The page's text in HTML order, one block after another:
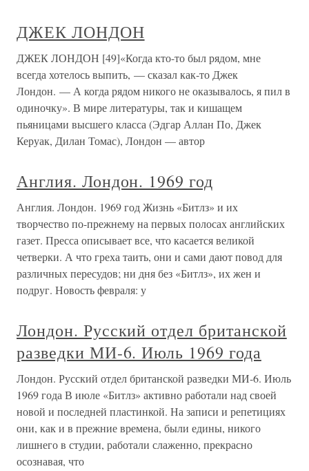
ДЖЕК ЛОНДОН
ДЖЕК ЛОНДОН [49]«Когда кто-то был рядом, мне
всегда хотелось выпить, — сказал как-то Джек
Лондон. — А когда рядом никого не оказывалось, я пил в
одиночку». В мире литературы, так и кишащем
пьяницами высшего класса (Эдгар Аллан По, Джек
Керуак, Дилан Томас), Лондон — автор
Англия. Лондон. 1969 год
Англия. Лондон. 1969 год Жизнь «Битлз» и их
творчество по-прежнему на первых полосах английских
газет. Пресса описывает все, что касается великой
четверки. А что греха таить, они и сами дают повод для
различных пересудов; ни дня без «Битлз», их жен и
подруг. Новость февраля: у
Лондон. Русский отдел британской
разведки МИ-6. Июль 1969 года
Лондон. Русский отдел британской разведки МИ-6. Июль
1969 года В июле «Битлз» активно работали над своей
новой и последней пластинкой. На записи и репетициях
они, как и в прежние времена, были едины, никого
лишнего в студии, работали слаженно, прекрасно
осознавая, что